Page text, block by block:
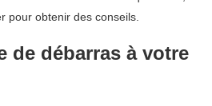
pour obtenir des conseils.
de débarras à votre